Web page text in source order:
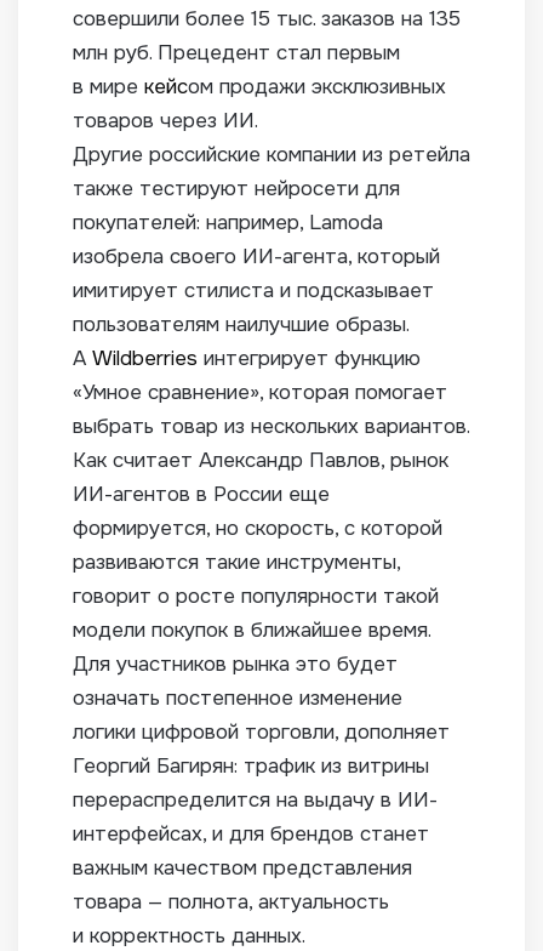
совершили более 15 тыс. заказов на 135
млн руб. Прецедент стал первым
в мире кейсом продажи эксклюзивных
товаров через ИИ.
Другие российские компании из ретейла
также тестируют нейросети для
покупателей: например, Lamoda
изобрела своего ИИ-агента, который
имитирует стилиста и подсказывает
пользователям наилучшие образы.
А Wildberries интегрирует функцию
«Умное сравнение», которая помогает
выбрать товар из нескольких вариантов.
Как считает Александр Павлов, рынок
ИИ-агентов в России еще
формируется, но скорость, с которой
развиваются такие инструменты,
говорит о росте популярности такой
модели покупок в ближайшее время.
Для участников рынка это будет
означать постепенное изменение
логики цифровой торговли, дополняет
Георгий Багирян: трафик из витрины
перераспределится на выдачу в ИИ-
интерфейсах, и для брендов станет
важным качеством представления
товара — полнота, актуальность
и корректность данных.